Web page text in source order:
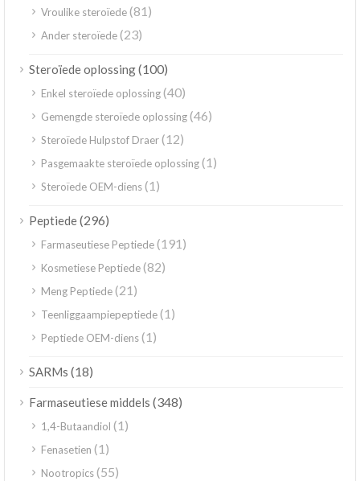
Vroulike steroïede(81)
Ander steroïede(23)
Steroïede oplossing(100)
Enkel steroïede oplossing(40)
Gemengde steroïede oplossing(46)
Steroïede Hulpstof Draer(12)
Pasgemaakte steroïede oplossing(1)
Steroïede OEM-diens(1)
Peptiede(296)
Farmaseutiese Peptiede(191)
Kosmetiese Peptiede(82)
Meng Peptiede(21)
Teenliggaampiepeptiede(1)
Peptiede OEM-diens(1)
SARMs (18)
Farmaseutiese middels (348)
1,4-Butaandiol (1)
Fenasetien (1)
Nootropics(55)